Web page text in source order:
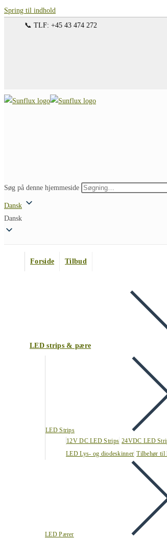
Spring til indhold
📞 TLF: +45 43 474 272
Søg på denne hjemmeside
Dansk
Dansk
Forside Tilbud
LED strips & pære
LED Strips
12V DC LED Strips 24VDC LED
LED Lys- og diodeskinner Tilbehør til
LED Pærer